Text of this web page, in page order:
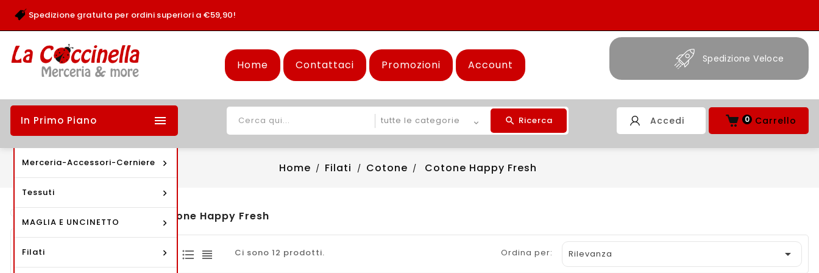
Spedizione gratuita per ordini superiori a €59,90!
Home Contattaci Promozioni Account Spedizione Veloce
Carrello
0
Accedi
Ricerca
In Primo Piano 
Merceria-Accessori-Cerniere
Tessuti
MAGLIA E UNCINETTO
Filati
Home Filati Cotone Cotone Happy Fresh
Cotone Happy Fresh
Ci sono 12 prodotti. Ordina per: Rilevanza 